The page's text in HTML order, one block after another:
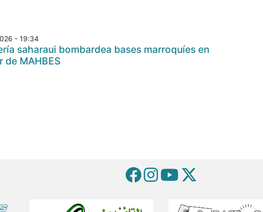
- 19:34
saharaui bombardea bases marroquíes en
de MAHBES